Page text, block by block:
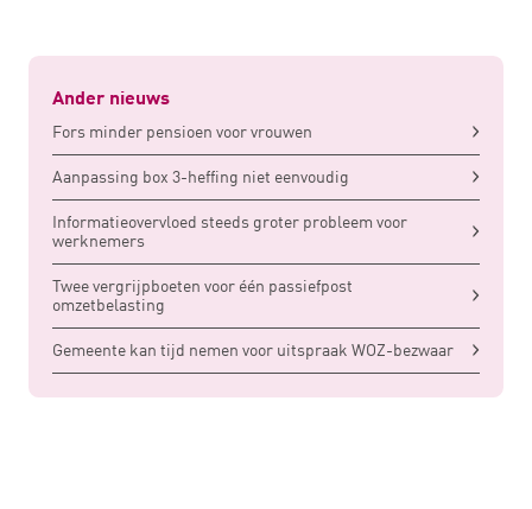
Ander nieuws
Fors minder pensioen voor vrouwen
Aanpassing box 3-heffing niet eenvoudig
Informatieovervloed steeds groter probleem voor
werknemers
Twee vergrijpboeten voor één passiefpost
omzetbelasting
Gemeente kan tijd nemen voor uitspraak WOZ-bezwaar